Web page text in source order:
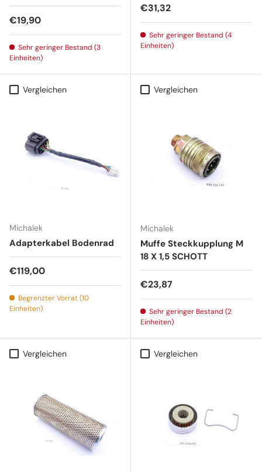
Normaler Preis
€19,90
Sehr geringer Bestand (3
Einheiten)
Normaler Preis
€31,32
Sehr geringer Bestand (4
Einheiten)
Vergleichen
Michalek
Adapterkabel Bodenrad
Normaler Preis
€119,00
Begrenzter Vorrat (10
Einheiten)
Vergleichen
Michalek
Muffe Steckkupplung M
18 X 1,5 SCHOTT
Normaler Preis
€23,87
Sehr geringer Bestand (2
Einheiten)
Vergleichen Vergleichen